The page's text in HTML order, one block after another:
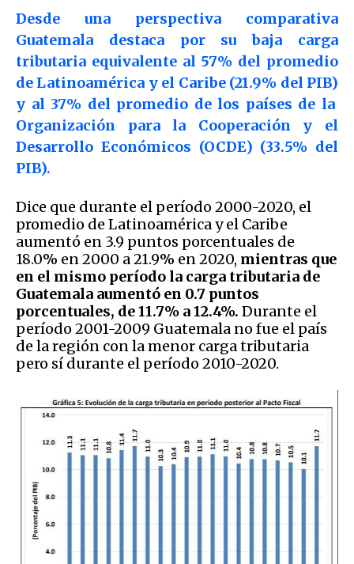
Desde una perspectiva comparativa
Guatemala destaca por su baja carga
tributaria equivalente al 57% del promedio
de Latinoamérica y el Caribe (21.9% del PIB)
y al 37% del promedio de los países de la
Organización para la Cooperación y el
Desarrollo Económicos (OCDE) (33.5% del
PIB).
Dice que durante el período 2000-2020, el
promedio de Latinoamérica y el Caribe
aumentó en 3.9 puntos porcentuales de
18.0% en 2000 a 21.9% en 2020, mientras que
en el mismo período la carga tributaria de
Guatemala aumentó en 0.7 puntos
porcentuales, de 11.7% a 12.4%. Durante el
período 2001-2009 Guatemala no fue el país
de la región con la menor carga tributaria
pero sí durante el período 2010-2020.